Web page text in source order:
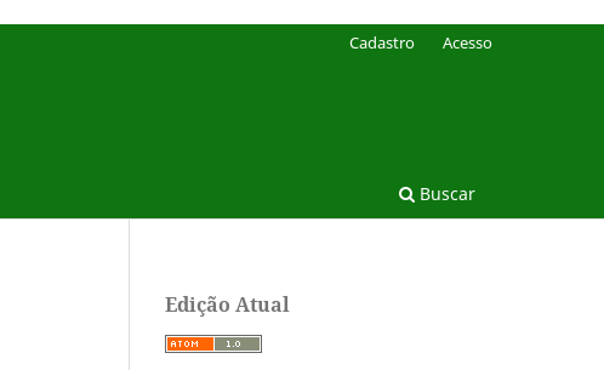
Buscar
Cadastro Acesso
Edição Atual